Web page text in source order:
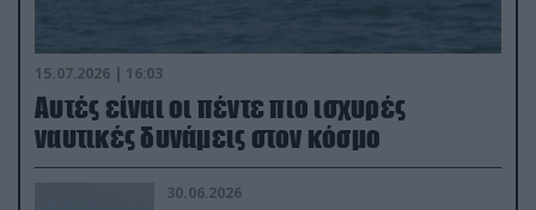
15.07.2026 | 16:03
Aυτές είναι οι πέντε πιο ισχυρές
ναυτικές δυνάμεις στον κόσμο
30.06.2026